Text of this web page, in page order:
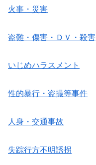
火事・災害
盗難・傷害・ＤＶ・殺害
いじめハラスメント
性的暴行・盗撮等事件
人身・交通事故
失踪行方不明誘拐